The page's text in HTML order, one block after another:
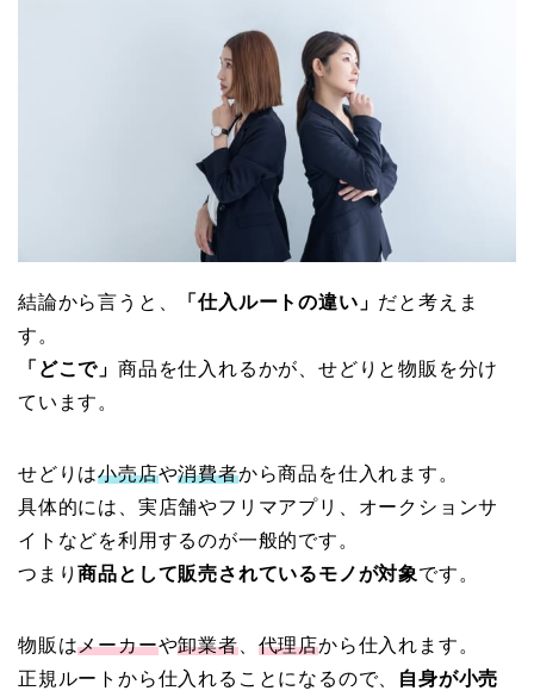
結論から言うと、 「仕入ルートの違い」 だと考えま
す。
「どこで」 商品を仕入れるかが、せどりと物販を分け
ています。
せどりは小売店や消費者から商品を仕入れます。
具体的には、実店舗やフリマアプリ、オークションサ
イトなどを利用するのが一般的です。
つまり商品として販売されているモノが対象です。
物販はメーカーや卸業者、 代理店から仕入れます。
正規ルートから仕入れることになるので、
自身が小売